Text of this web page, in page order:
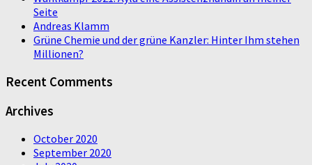
Seite
Andreas Klamm
Grüne Chemie und der grüne Kanzler: Hinter Ihm stehen
Millionen?
Recent Comments
Archives
October 2020
September 2020